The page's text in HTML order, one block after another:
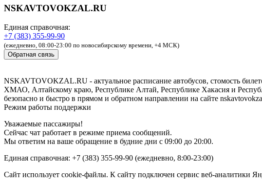
NSKAVTOVOKZAL.RU
Единая справочная:
+7 (383) 355-99-90
(ежедневно, 08:00-23:00 по новосибирскому времени, +4 МСК)
Обратная связь
NSKAVTOVOKZAL.RU - актуальное расписание автобусов, стомость
ХМАО, Алтайскому краю, Республике Алтай, Республике Хакасия и
безопасно и быстро в прямом и обратном направлении на сайте
Режим работы поддержки
Уважаемые пассажиры!
Сейчас чат работает в режиме приема сообщений.
Мы ответим на ваше обращение в будние дни с 09:00 до 20:00.
Единая справочная: +7 (383) 355-99-90 (ежедневно, 8:00-23:00)
Сайт использует cookie-файлы. К сайту подключен сервис веб-